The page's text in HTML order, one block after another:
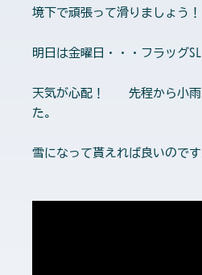
境下で頑張って滑りましょう！
明日は金曜日・・・フラッグ
天気が心配！ 先程から小雨
た。
雪になって貰えれば良いのです